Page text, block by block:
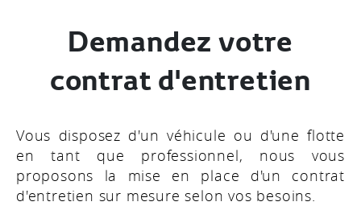
Demandez votre
contrat d'entretien
Vous disposez d'un véhicule ou d'une flotte
en tant que professionnel, nous vous
proposons la mise en place d'un contrat
d'entretien sur mesure selon vos besoins.